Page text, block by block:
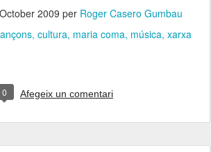
2009 per Roger Casero Gumbau
cultura maria coma música xarxa
0 Afegeix un comentari